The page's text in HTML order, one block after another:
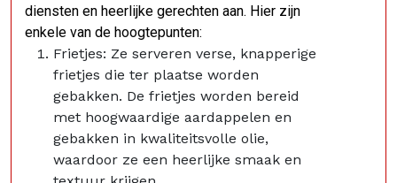
diensten en heerlijke gerechten aan. Hier zijn
enkele van de hoogtepunten:
Frietjes: Ze serveren verse, knapperige
frietjes die ter plaatse worden
gebakken. De frietjes worden bereid
met hoogwaardige aardappelen en
gebakken in kwaliteitsvolle olie,
waardoor ze een heerlijke smaak en